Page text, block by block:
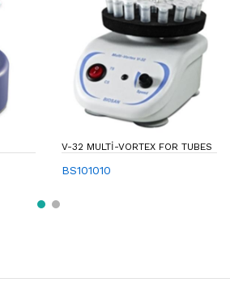
V-32 MULTI-VORTEX FOR TUBES
BS101010